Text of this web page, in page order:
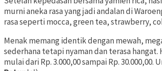
murni aneka rasa yang jadi andalan di
rasa seperti mocca, green tea, strawberry,
Menak memang identik dengan mewah,
sederhana tetapi nyaman dan terasa
mulai dari Rp. 3.000,00 sampai Rp.